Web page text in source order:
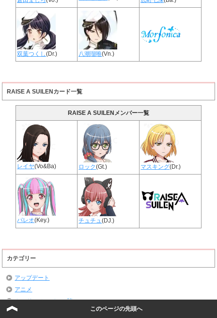
双葉つくし(Dr.) 八潮瑠唯(Vn.)
RAISE A SUILENカード一覧
RAISE A SUILENメンバー一覧
レイヤ(Vo&Ba) ロック(Gt.) マスキング(Dr.)
パレオ(Key.) チュチュ(DJ.)
カテゴリー
アップデート
アニメ
カード・メンバー一覧
このページの先頭へ